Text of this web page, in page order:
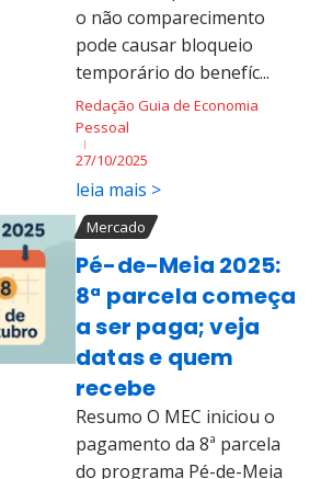
o não comparecimento
pode causar bloqueio
temporário do benefíc...
Redação Guia de Economia
Pessoal
27/10/2025
leia mais >
Mercado
Pé-de-Meia 2025:
8ª parcela começa
a ser paga; veja
datas e quem
recebe
Resumo O MEC iniciou o
pagamento da 8ª parcela
do programa Pé-de-Meia